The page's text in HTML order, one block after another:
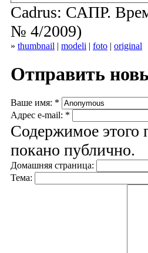
Cadrus: САПР.
№ 4/2009)
» thumbnail | modeli | foto | original
Отправить
Ваше имя: *
Адрес e-mail: *
Содержимое этого
покано публично.
Домашняя страница:
Тема: